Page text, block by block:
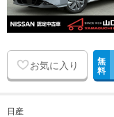
お気に入り 無
料
日産